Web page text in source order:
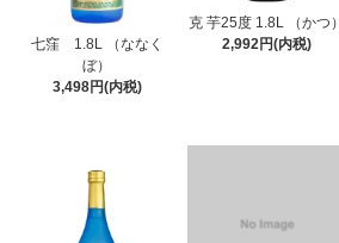
七窪 1.8L （ななく
ぼ）
3,498円(内税)
克 芋25度 1.8L （かつ）
2,992円(内税)